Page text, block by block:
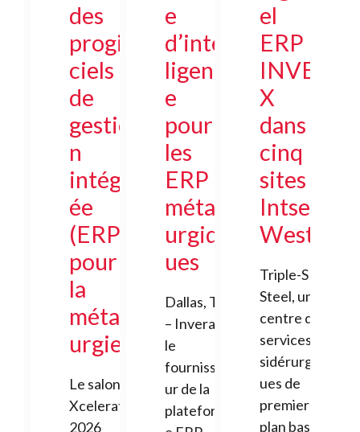
des
progi
ciels
de
gestio
n
intégr
ée
(ERP)
pour
la
métall
urgie
Le salon
Xcelerate
2026
e
d’intel
ligenc
e
pour
les
ERP
métall
urgiq
ues
Dallas, TX
– Invera,
le
fournisse
ur de la
plateform
el
ERP
INVE
X
dans
cinq
sites
Intsel
West
Triple-S
Steel, un
centre de
services
sidérurgiq
ues de
premier
plan basé